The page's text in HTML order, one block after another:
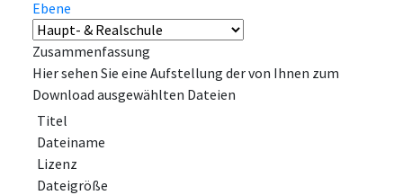
Ebene
Zusammenfassung
Hier sehen Sie eine Aufstellung der von Ihnen zum
Download ausgewählten Dateien
Titel
Dateiname
Lizenz
Dateigröße